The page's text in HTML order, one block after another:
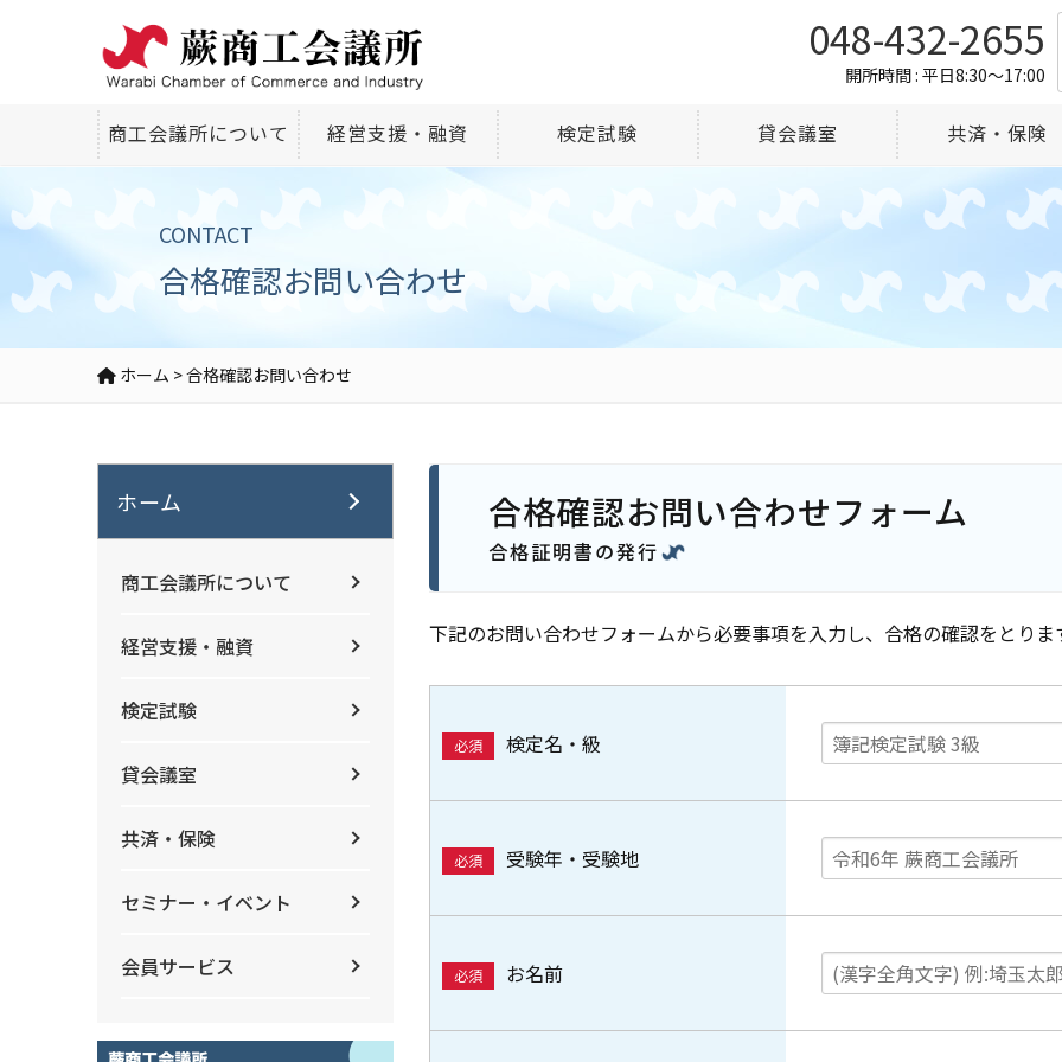
048-432-2655
開所時間 : 平日8:30～17:00
商工会議所について 経営支援・融資 検定試験 貸会議室 共済・保険
CONTACT
合格確認お問い合わせ
ホーム >合格確認お問い合わせ
ホーム
商工会議所について
経営支援・融資
検定試験
貸会議室
共済・保険
セミナー・イベント
会員サービス
合格確認お問い合わせフォーム
合格証明書の発行
下記のお問い合わせフォームから必要事項を入力し、合格の確認をとりま
必須 検定名・級
必須 受験年・受験地
必須 お名前